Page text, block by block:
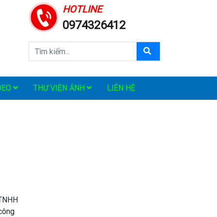
HOTLINE
0974326412
THƯ VIỆN ẢNH LIÊN HỆ